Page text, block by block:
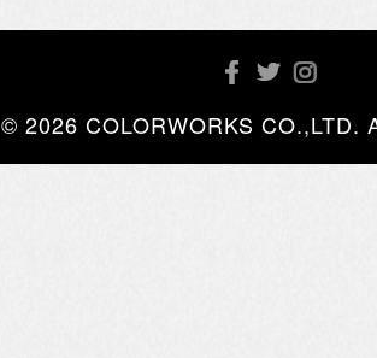
© 2026 COLORWORKS CO.,LTD.